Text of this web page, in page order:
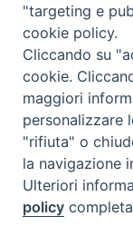
Lunedì 17.30-19.30
Martedì 17.30-19.30
Mercoledì 17.30-
Giovedì 17.30-19.30
Venerdì chiuso
Sabato 9.30-11.30
Privacy e sicurezza
"targeting e
cookie policy.
Cliccando su
cookie.
maggiori
personalizzare
"rifiuta" o
la navigazione
Ulteriori
policy